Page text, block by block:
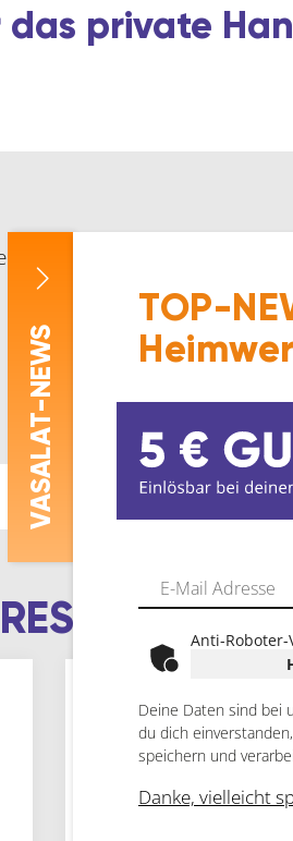
private
202.
V
ASALAT
-NEWS
TOP-
Anti-
Deine Daten sind bei
du dich
speichern und
Danke, vielleicht